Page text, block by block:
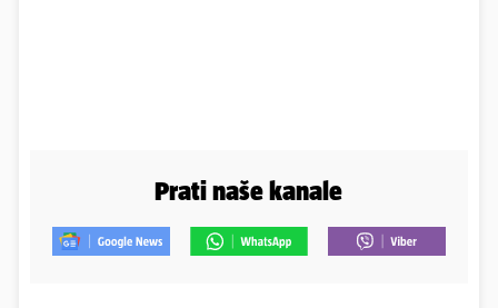
Prati naše kanale